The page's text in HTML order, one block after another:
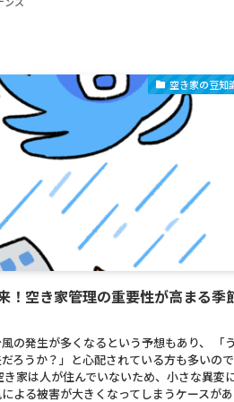
空き家の豆知
！空き家管理の重要性が高まる季
の発生が多くなるという予想もあり、 「う
ろうか？」と心配されている方も多いの
家は人が住んでいないため、小さな異変
よる被害が大きくなってしまうケースが